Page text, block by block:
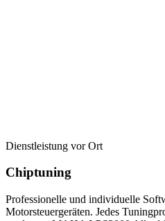
Dienstleistung vor Ort
Chiptuning
Professionelle und individuelle
Motorsteuergeräten. Jedes